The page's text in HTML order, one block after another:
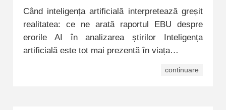
Când inteligența artificială interpretează greșit
realitatea: ce ne arată raportul EBU despre
erorile AI în analizarea știrilor Inteligența
artificială este tot mai prezentă în viața…
continuare